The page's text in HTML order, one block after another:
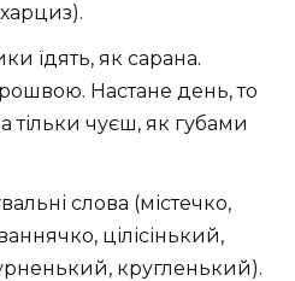
їдять, як сарана.
Настане день, то
тільки чуєш, як губами
слова (містечко,
цілісінький,
кругленький).